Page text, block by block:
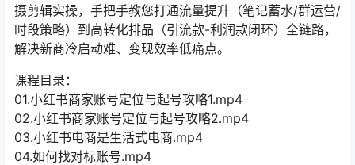
摄剪辑实操，手把手教您打通流量提升（笔记蓄水/群运营/
时段策略）到高转化排品（引流款-利润款闭环）全链路，
解决新商冷启动难、变现效率低痛点。
课程目录：
01.小红书商家账号定位与起号攻略1.mp4
02.小红书商家账号定位与起号攻略2.mp4
03.小红书电商是生活式电商.mp4
04.如何找对标账号.mp4